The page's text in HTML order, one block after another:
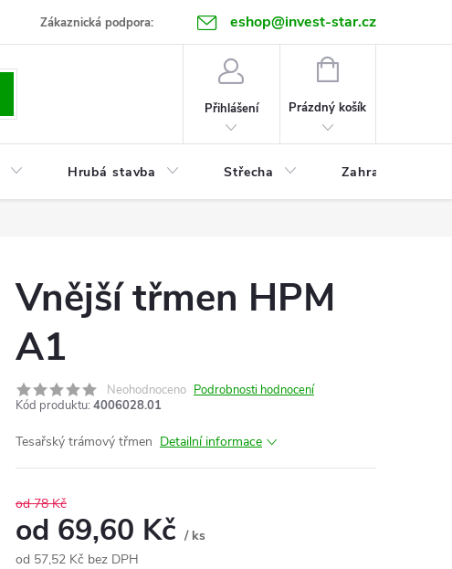
Zákaznická podpora: eshop@invest-star.cz
Kontakt
Přihlášení
NÁKUPNÍ
Prázdný košík
Hrubá stavba Střecha Zahrada
Vnější třmen HPM
A1
Neohodnoceno Podrobnosti hodnocení
Kód produktu: 4006028.01
Tesařský trámový třmen Detailní informace
od 78 Kč
od 69,60 Kč / ks
od 57,52 Kč bez DPH